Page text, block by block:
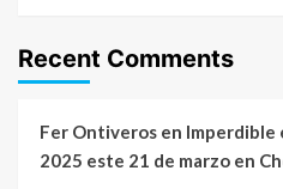
Recent Comments
Fer Ontiveros en Imperdible
2025 este 21 de marzo en